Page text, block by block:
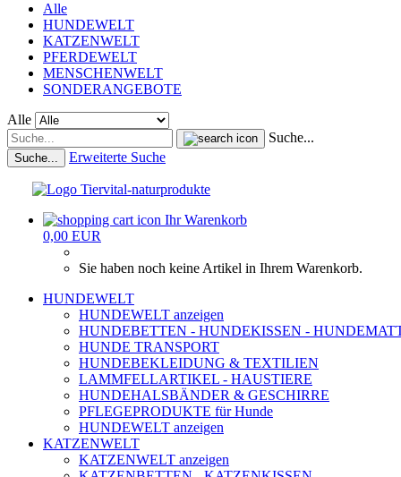
Alle
HUNDEWELT
KATZENWELT
PFERDEWELT
MENSCHENWELT
SONDERANGEBOTE
Alle
Suche...
Suche... Erweiterte Suche
Ihr Warenkorb
0,00 EUR
Sie haben noch keine Artikel in Ihrem Warenkorb.
HUNDEWELT
HUNDEWELT anzeigen
HUNDEBETTEN - HUNDEKISSEN -
HUNDE TRANSPORT
HUNDEBEKLEIDUNG & TEXTILIEN
LAMMFELLARTIKEL - HAUSTIERE
HUNDEHALSBÄNDER & GESCHIRRE
PFLEGEPRODUKTE für Hunde
HUNDEWELT anzeigen
KATZENWELT
KATZENWELT anzeigen